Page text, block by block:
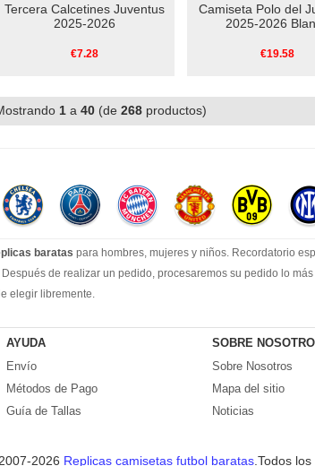
Tercera Calcetines Juventus
2025-2026
€7.28
Camiseta Polo del
2025-2026
€19.58
1 a 40 (de 268 productos)
baratas para hombres, mujeres y niños. Recordatorio
de realizar un pedido, procesaremos su pedido lo
elegir libremente.
de camisetas de fútbol.
al número de seguimiento de logística al cliente lo antes posible.
AYUDA
Envío
Métodos de Pago
Guía de Tallas
SOBRE
Sobre Nosotros
Mapa del sitio
Noticias
2026 Replicas camisetas futbol baratas .Todos